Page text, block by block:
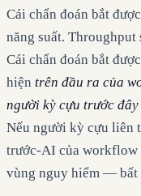
Cái chẩn đoán bắt
năng suất. Throughput
Cái chẩn đoán bắt
hiện trên đầu ra của
người kỳ cựu trước
Nếu người kỳ cựu liên
trước-AI của workflow
vùng nguy hiểm — bất